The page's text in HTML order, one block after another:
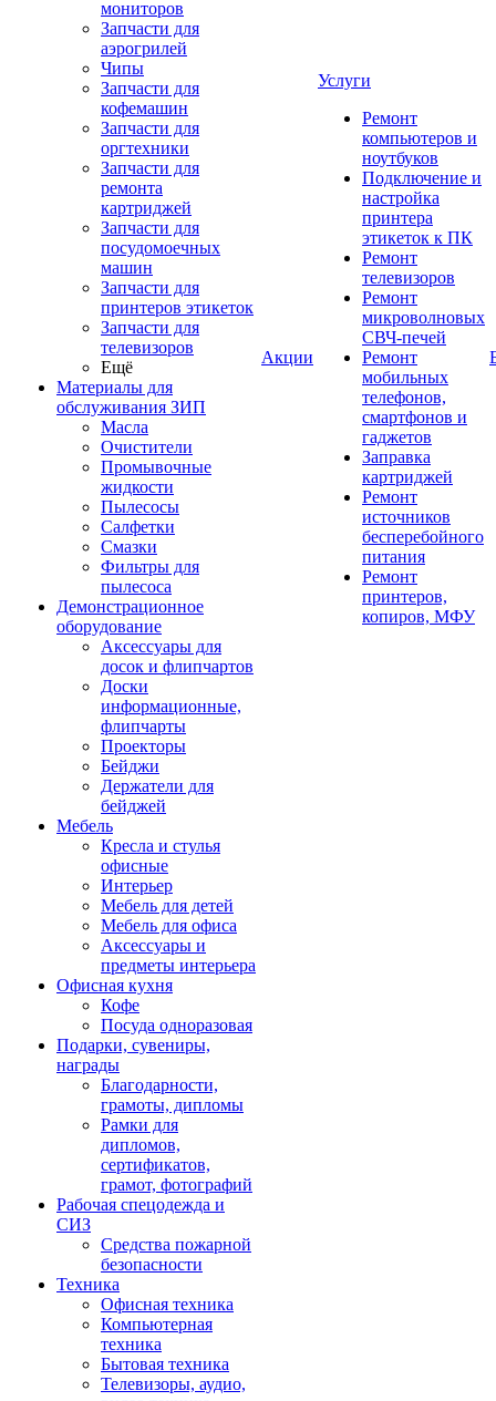
мониторов
Запчасти для
аэрогрилей
Чипы
Запчасти для
кофемашин
Запчасти для
оргтехники
Запчасти для
ремонта
картриджей
Запчасти для
посудомоечных
машин
Запчасти для
принтеров этикеток
Запчасти для
телевизоров
Ещё
Материалы для
обслуживания ЗИП
Масла
Очистители
Промывочные
жидкости
Пылесосы
Салфетки
Смазки
Фильтры для
пылесоса
Демонстрационное
оборудование
Аксессуары для
досок и флипчартов
Доски
информационные,
флипчарты
Проекторы
Бейджи
Держатели для
бейджей
Мебель
Кресла и стулья
офисные
Интерьер
Мебель для детей
Мебель для офиса
Аксессуары и
предметы интерьера
Офисная кухня
Кофе
Посуда одноразовая
Подарки, сувениры,
награды
Благодарности,
грамоты, дипломы
Рамки для
дипломов,
сертификатов,
грамот, фотографий
Рабочая спецодежда и
СИЗ
Средства пожарной
безопасности
Техника
Офисная техника
Компьютерная
техника
Бытовая техника
Телевизоры, аудио,
Акции
Услуги
Ремонт
компьютеров и
ноутбуков
Подключение и
настройка
принтера
этикеток к ПК
Ремонт
телевизоров
Ремонт
микроволновых
СВЧ-печей
Ремонт
мобильных
телефонов,
смартфонов и
гаджетов
Заправка
картриджей
Ремонт
источников
бесперебойного
питания
Ремонт
принтеров,
копиров, МФУ